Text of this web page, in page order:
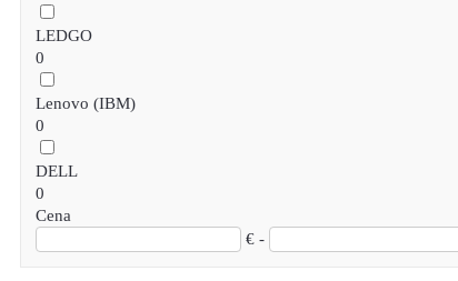
LEDGO
0
Lenovo (IBM)
0
DELL
0
Cena
€ -